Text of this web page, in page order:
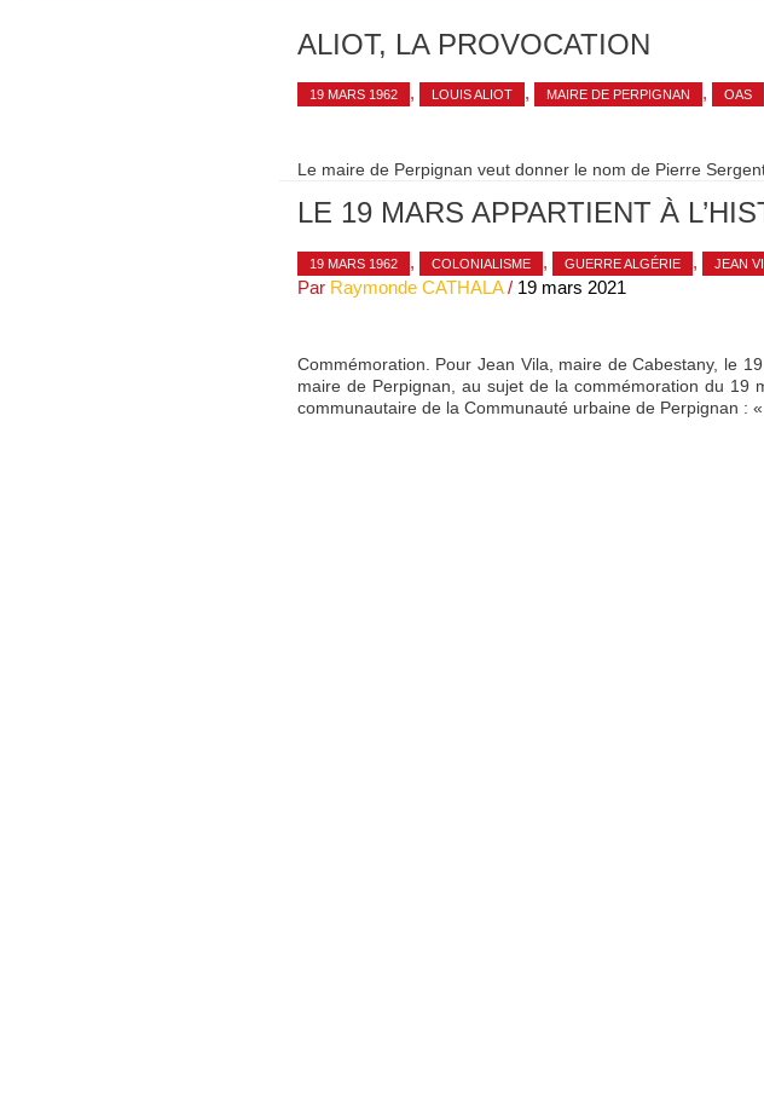
ALIOT, LA PROVOCATION
19 MARS 1962 , LOUIS ALIOT , MAIRE DE PERPIGNAN , OAS
Le maire de Perpignan veut donner le nom de Pierre
LE 19 MARS APPARTIENT À
19 MARS 1962 , COLONIALISME , GUERRE ALGÉRIE , JEAN
Par Raymonde CATHALA / 19 mars 2021
Commémoration. Pour Jean Vila, maire de Cabestany, le
maire de Perpignan, au sujet de la commémoration du 19
communautaire de la Communauté urbaine de Perpignan : «